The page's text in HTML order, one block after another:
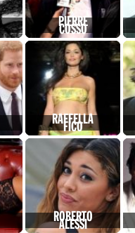
PIERRE
COSSO
RAFFELLA
FICO
ROBERTO
ALESSI